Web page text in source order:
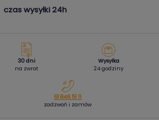
czas wysyłki 24h
30 dni
na zwrot
Wysyłka
24 godziny
61 846 51 11
zadzwoń i zamów